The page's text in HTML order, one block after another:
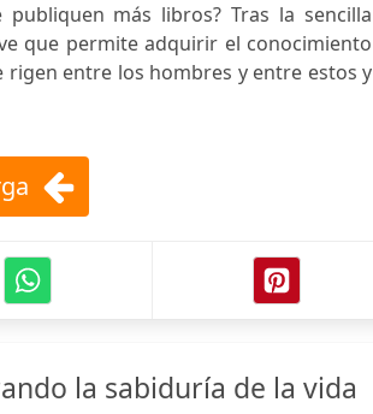
más libros? Tras la sencilla
que permite adquirir el conocimiento
entre los hombres y entre estos y
la sabiduría de la vida